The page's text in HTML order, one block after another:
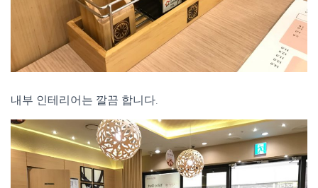
내부 인테리어는 깔끔 합니다.